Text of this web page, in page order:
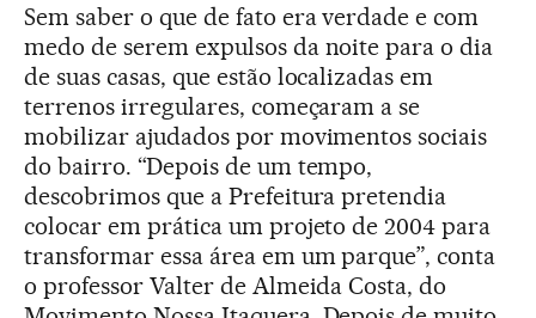
Sem saber o que de fato era verdade e com
medo de serem expulsos da noite para o dia
de suas casas, que estão localizadas em
terrenos irregulares, começaram a se
mobilizar ajudados por movimentos sociais
do bairro. “Depois de um tempo,
descobrimos que a Prefeitura pretendia
colocar em prática um projeto de 2004 para
transformar essa área em um parque”, conta
o professor Valter de Almeida Costa, do